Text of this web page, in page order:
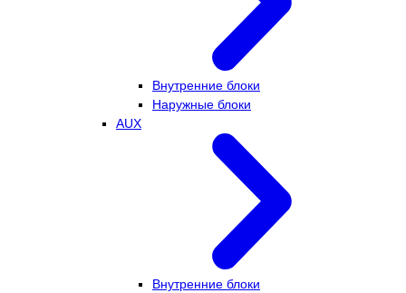
Внутренние блоки
Наружные блоки
AUX
Внутренние блоки